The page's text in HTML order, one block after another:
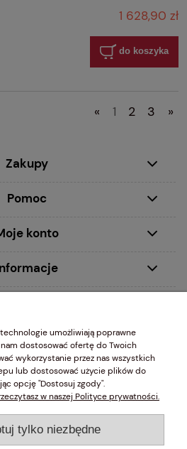
1 628,90 zł
do koszyka
« 1 2 3 »
Zakupy
Pomoc
konto
przez Ministra Gospodarki, NIP 5261049203 REGON
Dekoracji Okien
umożliwiają poprawne
dostosować ofertę do Twoich
wykorzystanie przez nas wszystkich
lub dostosować użycie plików do
opcję "Dostosuj zgody".
w naszej Polityce prywatności.
tylko niezbędne